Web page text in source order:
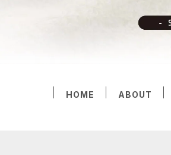
HOME ABOUT